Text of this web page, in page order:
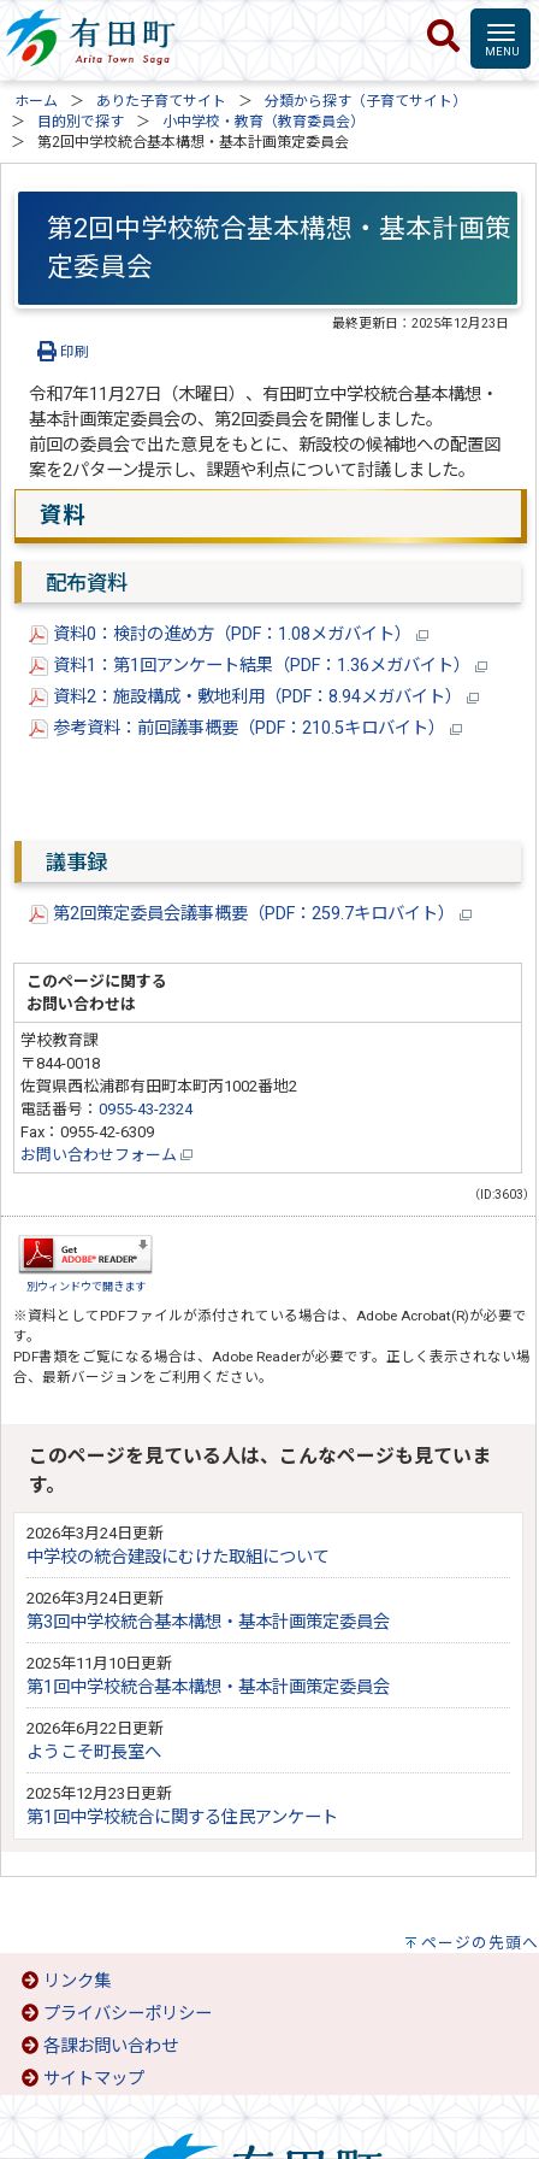
ホーム ありた子育てサイト
分類から探す（子育てサイト）
目的別で探す
小中学校・教育（教育委員会）
第2回中学校統合基本構想・基本計画策定委員会
第2回中学校統合基本構想・基本計画策
定委員会
最終更新日：2025年12月23日
印刷
令和7年11月27日（木曜日）、有田町立中学校統合基本構想・
基本計画策定委員会の、第2回委員会を開催しました。
前回の委員会で出た意見をもとに、新設校の候補地への配置図
案を2パターン提示し、課題や利点について討議しました。
資料
配布資料
資料0：検討の進め方（PDF：1.08メガバイト）
資料1：第1回アンケート結果（PDF：1.36メガバイト）
資料2：施設構成・敷地利用（PDF：8.94メガバイト）
参考資料：前回議事概要（PDF：210.5キロバイト）
議事録
第2回策定委員会議事概要（PDF：259.7キロバイト）
このページに関する
お問い合わせは
学校教育課
〒844-0018
佐賀県西松浦郡有田町本町丙1002番地2
電話番号：0955-43-2324
Fax：0955-42-6309
お問い合わせフォーム
（ID:3603）
別ウィンドウで開きます
※資料としてPDFファイルが添付されている場合は、 Adobe Acrobat(R)が必要で
す。
PDF書類をご覧になる場合は、 Adobe Readerが必要です。正しく表示されない場
合、最新バージョンをご利用ください。
このページを見ている人は、こんなページも見ていま
す。
2026年3月24日更新
中学校の統合建設にむけた取組について
2026年3月24日更新
第3回中学校統合基本構想・基本計画策定委員会
2025年11月10日更新
第1回中学校統合基本構想・基本計画策定委員会
2026年6月22日更新
ようこそ町長室へ
2025年12月23日更新
第1回中学校統合に関する住民アンケート
ページの先頭へ
リンク集
プライバシーポリシー
各課お問い合わせ
サイトマップ